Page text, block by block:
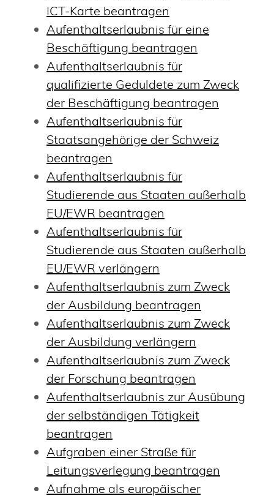
ICT-Karte beantragen
Aufenthaltserlaubnis für eine
Beschäftigung beantragen
Aufenthaltserlaubnis für
qualifizierte Geduldete zum Zweck
der Beschäftigung beantragen
Aufenthaltserlaubnis für
Staatsangehörige der Schweiz
beantragen
Aufenthaltserlaubnis für
Studierende aus Staaten außerhalb
EU/EWR beantragen
Aufenthaltserlaubnis für
Studierende aus Staaten außerhalb
EU/EWR verlängern
Aufenthaltserlaubnis zum Zweck
der Ausbildung beantragen
Aufenthaltserlaubnis zum Zweck
der Ausbildung verlängern
Aufenthaltserlaubnis zum Zweck
der Forschung beantragen
Aufenthaltserlaubnis zur Ausübung
der selbständigen Tätigkeit
beantragen
Aufgraben einer Straße für
Leitungsverlegung beantragen
Aufnahme als europäischer